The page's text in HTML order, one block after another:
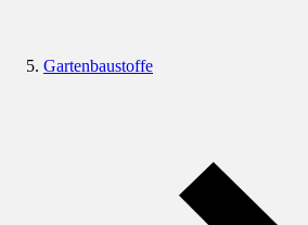
Gartenbaustoffe